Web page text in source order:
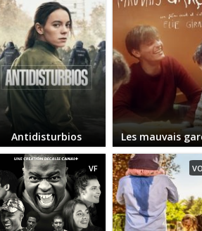
Antidisturbios Les mauvais
VF